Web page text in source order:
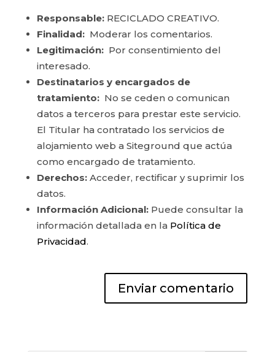
Responsable:RECICLADO CREATIVO.
Finalidad:Moderar los comentarios.
Legitimación:Por consentimiento del
interesado.
Destinatarios y encargados de
tratamiento:No se ceden o comunican
datos a terceros para prestar este servicio.
El Titular ha contratado los servicios de
alojamiento web a Siteground que actúa
como encargado de tratamiento.
Derechos:Acceder, rectificar y suprimir los
datos.
Información Adicional:Puede consultar la
información detallada en la Política de
Privacidad.